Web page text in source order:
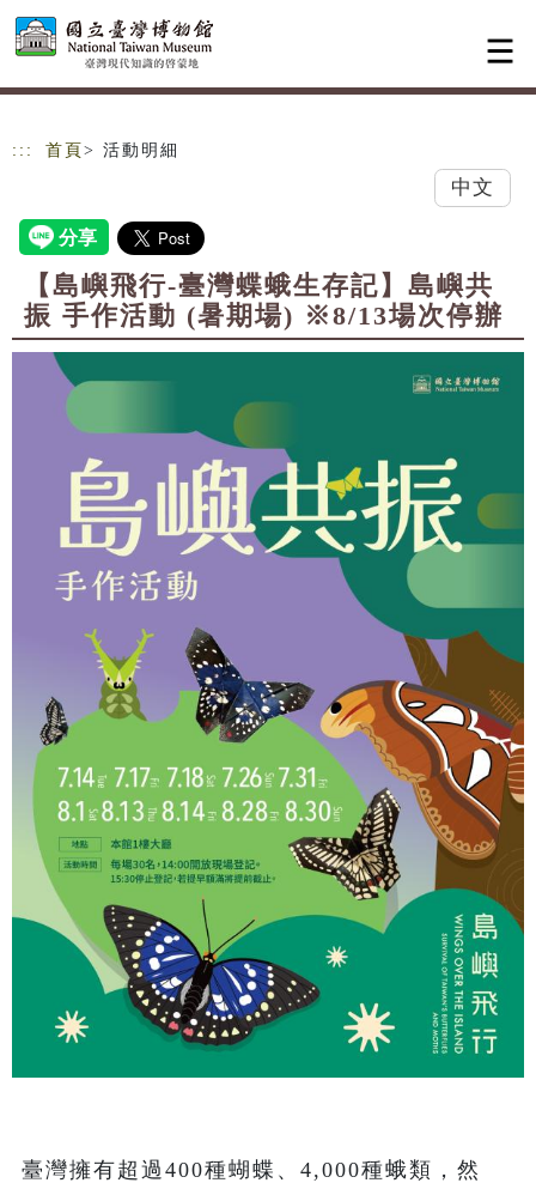
跳到主要內容
網站導覽
::: 首頁 > 活動明細
中文
【島嶼飛行-臺灣蝶蛾生存記】島嶼共
振 手作活動 (暑期場) ※8/13場次停辦
臺灣擁有超過400種蝴蝶、4,000種蛾類，然